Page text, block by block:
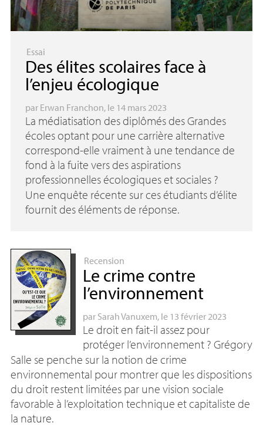
Essai
Des élites scolaires face à
l’enjeu écologique
par Erwan Franchon, le 14 mars 2023
La médiatisation des diplômés des Grandes
écoles optant pour une carrière alternative
correspond-elle vraiment à une tendance de
fond à la fuite vers des aspirations
professionnelles écologiques et sociales ?
Une enquête récente sur ces étudiants d’élite
fournit des éléments de réponse.
Recension
Le crime contre
l’environnement
par Sarah Vanuxem, le 13 février 2023
Le droit en fait-il assez pour
protéger l’environnement ? Grégory
Salle se penche sur la notion de crime
environnemental pour montrer que les dispositions
du droit restent limitées par une vision sociale
favorable à l’exploitation technique et capitaliste de
la nature.